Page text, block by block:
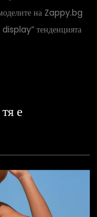
на Zappy.bg
тенденцията
е